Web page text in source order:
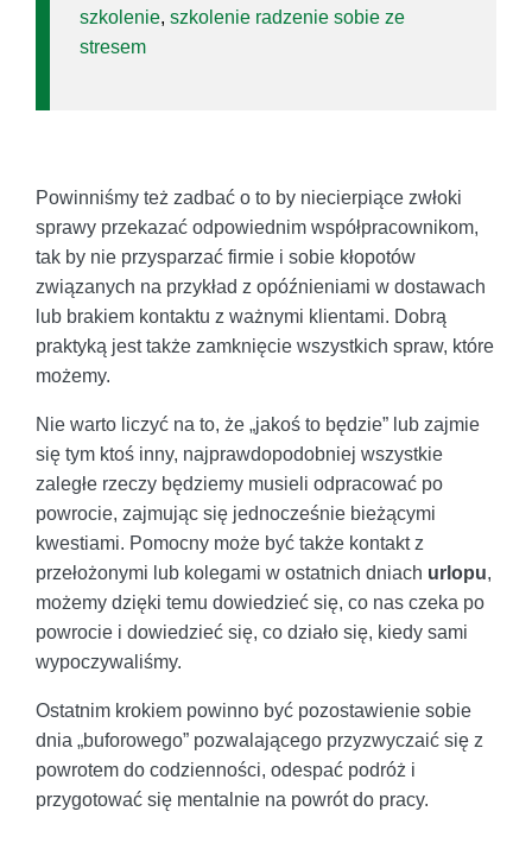
szkolenie, szkolenie radzenie sobie ze
stresem
Powinniśmy też zadbać o to by niecierpiące zwłoki
sprawy przekazać odpowiednim współpracownikom,
tak by nie przysparzać firmie i sobie kłopotów
związanych na przykład z opóźnieniami w dostawach
lub brakiem kontaktu z ważnymi klientami. Dobrą
praktyką jest także zamknięcie wszystkich spraw, które
możemy.
Nie warto liczyć na to, że „jakoś to będzie” lub zajmie
się tym ktoś inny, najprawdopodobniej wszystkie
zaległe rzeczy będziemy musieli odpracować po
powrocie, zajmując się jednocześnie bieżącymi
kwestiami. Pomocny może być także kontakt z
przełożonymi lub kolegami w ostatnich dniach urlopu,
możemy dzięki temu dowiedzieć się, co nas czeka po
powrocie i dowiedzieć się, co działo się, kiedy sami
wypoczywaliśmy.
Ostatnim krokiem powinno być pozostawienie sobie
dnia „buforowego” pozwalającego przyzwyczaić się z
powrotem do codzienności, odespać podróż i
przygotować się mentalnie na powrót do pracy.